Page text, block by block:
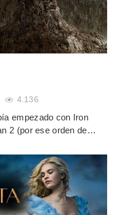
4.136
empezado con Iron
2 (por ese orden de…